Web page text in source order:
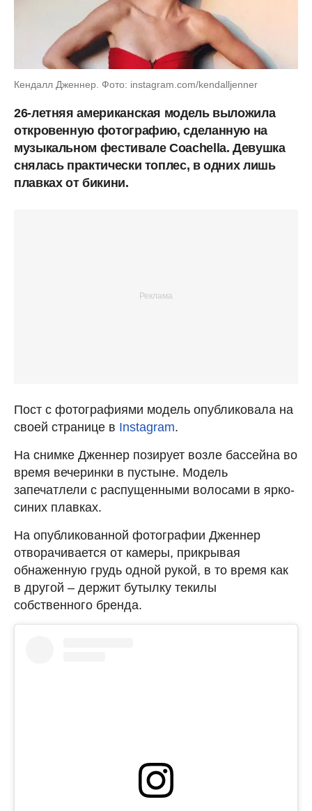
Кендалл Дженнер. Фото: instagram.com/kendalljenner
26-летняя американская модель выложила
откровенную фотографию, сделанную на
музыкальном фестивале Coachella. Девушка
снялась практически топлес, в одних лишь
плавках от бикини.
Пост с фотографиями модель опубликовала на
своей странице в Instagram.
На снимке Дженнер позирует возле бассейна во
время вечеринки в пустыне. Модель
запечатлели с распущенными волосами в ярко-
синих плавках.
На опубликованной фотографии Дженнер
отворачивается от камеры, прикрывая
обнаженную грудь одной рукой, в то время как
в другой – держит бутылку текилы
собственного бренда.